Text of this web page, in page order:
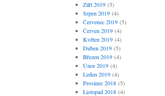
Září 2019(5)
Srpen 2019(4)
Červenec 2019(5)
Červen 2019(4)
Květen 2019(4)
Duben 2019(5)
Březen 2019(4)
Únor 2019(4)
Leden 2019(4)
Prosinec 2018(5)
Listopad 2018(4)